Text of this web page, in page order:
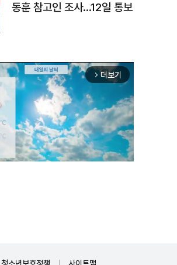
동훈 참고인 조사...12일 통보
arrow_forward_ios 더보기